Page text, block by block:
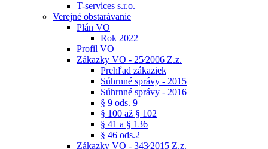
T-services s.r.o.
Verejné obstarávanie
Plán VO
Rok 2022
Profil VO
Zákazky VO - 25⁄2006 Z.z.
Prehľad zákaziek
Súhrnné správy - 2015
Súhrnné správy - 2016
§ 9 ods. 9
§ 100 až § 102
§ 41 a § 136
§ 46 ods.2
Zákazky VO - 343⁄2015 Z.z.